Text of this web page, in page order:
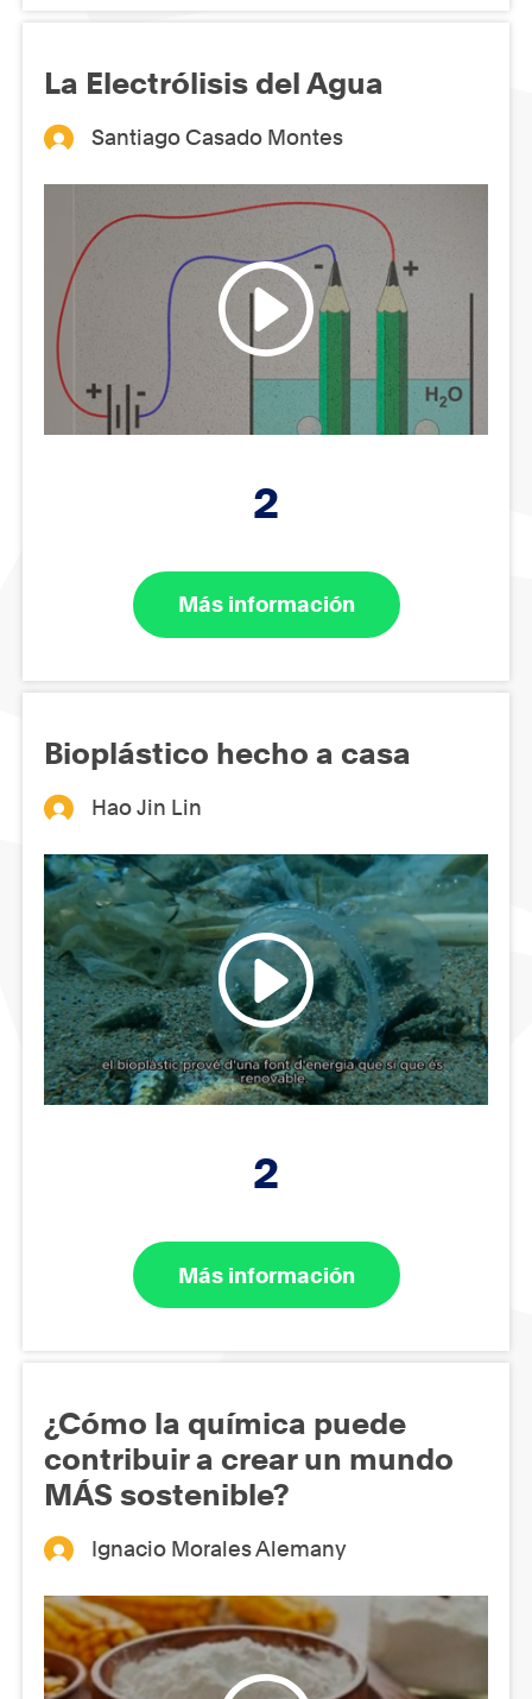
La Electrólisis del Agua
Santiago Casado Montes
2
Más información
Bioplástico hecho a casa
Hao Jin Lin
2
Más información
¿Cómo la química puede
contribuir a crear un mundo
MÁS sostenible?
Ignacio Morales Alemany